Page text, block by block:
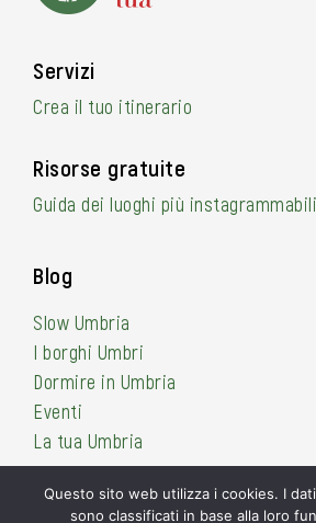
Servizi
Crea il tuo itinerario
Risorse gratuite
Guida dei luoghi più instagrammabili
Blog
Slow Umbria
I borghi Umbri
Dormire in Umbria
Eventi
La tua Umbria
Questo sito web utilizza i cookies. I
sono classificati in base alla loro